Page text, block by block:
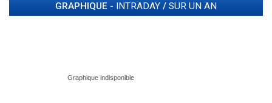
GRAPHIQUE - INTRADAY / SUR UN AN